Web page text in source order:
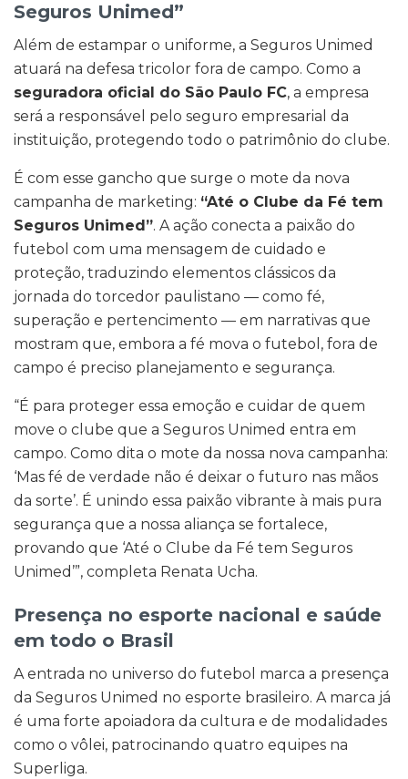
Seguros Unimed”
Além de estampar o uniforme, a Seguros Unimed
atuará na defesa tricolor fora de campo. Como a
seguradora oficial do São Paulo FC, a empresa
será a responsável pelo seguro empresarial da
instituição, protegendo todo o patrimônio do clube.
É com esse gancho que surge o mote da nova
campanha de marketing: “Até o Clube da Fé tem
Seguros Unimed”. A ação conecta a paixão do
futebol com uma mensagem de cuidado e
proteção, traduzindo elementos clássicos da
jornada do torcedor paulistano — como fé,
superação e pertencimento — em narrativas que
mostram que, embora a fé mova o futebol, fora de
campo é preciso planejamento e segurança.
“É para proteger essa emoção e cuidar de quem
move o clube que a Seguros Unimed entra em
campo. Como dita o mote da nossa nova campanha:
‘Mas fé de verdade não é deixar o futuro nas mãos
da sorte’. É unindo essa paixão vibrante à mais pura
segurança que a nossa aliança se fortalece,
provando que ‘Até o Clube da Fé tem Seguros
Unimed’”, completa Renata Ucha.
Presença no esporte nacional e saúde
em todo o Brasil
A entrada no universo do futebol marca a presença
da Seguros Unimed no esporte brasileiro. A marca já
é uma forte apoiadora da cultura e de modalidades
como o vôlei, patrocinando quatro equipes na
Superliga.